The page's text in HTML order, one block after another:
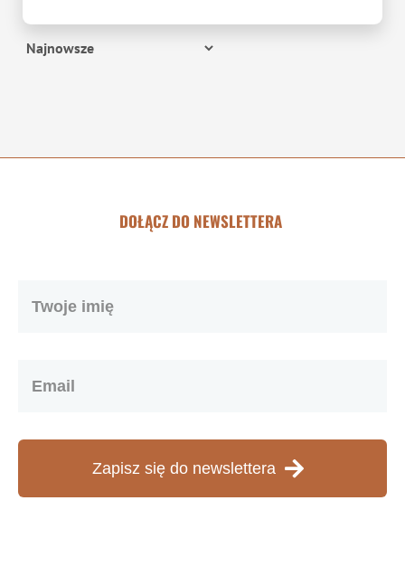
CENA
DOŁĄCZ DO NEWSLETTERA
Zapisz się do newslettera